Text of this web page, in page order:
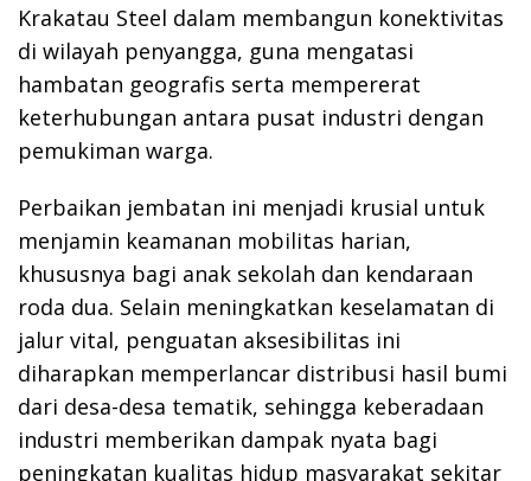
Krakatau Steel dalam membangun konektivitas
di wilayah penyangga, guna mengatasi
hambatan geografis serta mempererat
keterhubungan antara pusat industri dengan
pemukiman warga.
Perbaikan jembatan ini menjadi krusial untuk
menjamin keamanan mobilitas harian,
khususnya bagi anak sekolah dan kendaraan
roda dua. Selain meningkatkan keselamatan di
jalur vital, penguatan aksesibilitas ini
diharapkan memperlancar distribusi hasil bumi
dari desa-desa tematik, sehingga keberadaan
industri memberikan dampak nyata bagi
peningkatan kualitas hidup masyarakat sekitar